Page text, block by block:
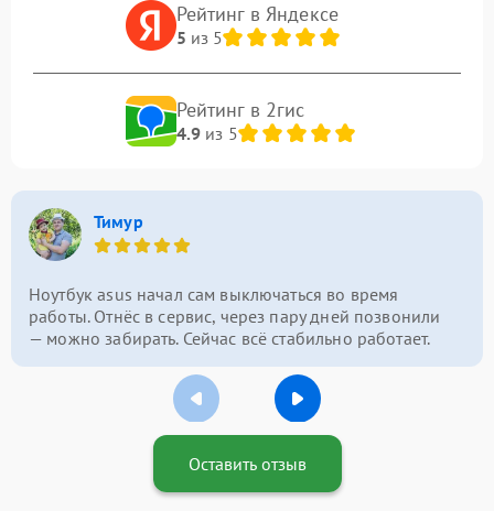
Рейтинг в Яндексе
5 из 5
Рейтинг в 2гис
4.9из 5
Тимур
Ноутбук asus начал сам выключаться во время
работы. Отнёс в сервис, через пару дней позвонили
— можно забирать. Сейчас всё стабильно работает.
Оставить отзыв